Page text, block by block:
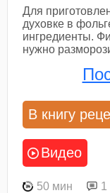
Для
духовке в
ингредиенты.
нужно
В книгу
Видео
50 мин 1